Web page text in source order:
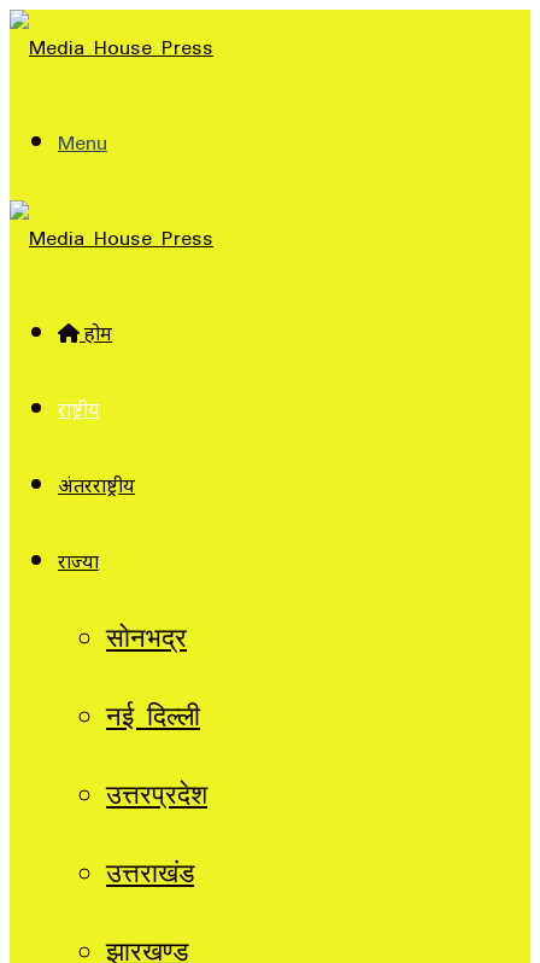
Menu
होम
राष्ट्रीय
अंतरराष्ट्रीय
राज्यों
सोनभद्र
नई दिल्ली
उत्तरप्रदेश
उत्तराखंड
झारखण्ड